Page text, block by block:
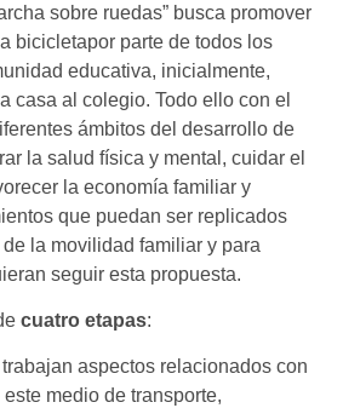
sobre ruedas” busca promover
bicicletapor parte de todos los
educativa, inicialmente,
casa al colegio. Todo ello con el
ámbitos del desarrollo de
la salud física y mental, cuidar el
la economía familiar y
que puedan ser replicados
la movilidad familiar y para
seguir esta propuesta.
cuatro etapas:
trabajan aspectos relacionados con
medio de transporte,